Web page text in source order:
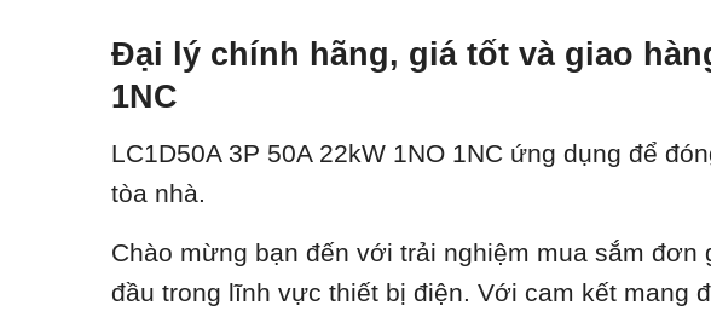
Đại lý chính hãng, giá tốt và giao
1NC
LC1D50A 3P 50A 22kW 1NO 1NC ứng dụng để
tòa nhà.
Chào mừng bạn đến với trải nghiệm mua sắm
đầu trong lĩnh vực thiết bị điện. Với cam kết mang